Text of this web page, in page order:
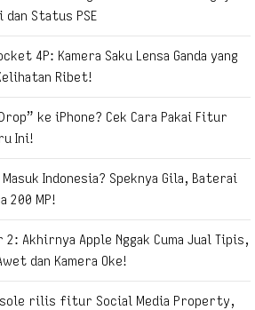
dan Status PSE
4P: Kamera Saku Lensa Ganda yang
Ribet!
ke iPhone? Cek Cara Pakai Fitur
Ini!
Masuk Indonesia? Speknya Gila, Baterai
200 MP!
Akhirnya Apple Nggak Cuma Jual Tipis,
dan Kamera Oke!
rilis fitur Social Media Property,